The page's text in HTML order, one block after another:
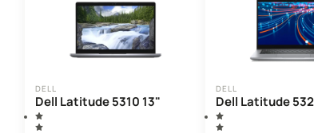
DELL
Dell Latitude 5310 13"
DELL
Dell Latitude